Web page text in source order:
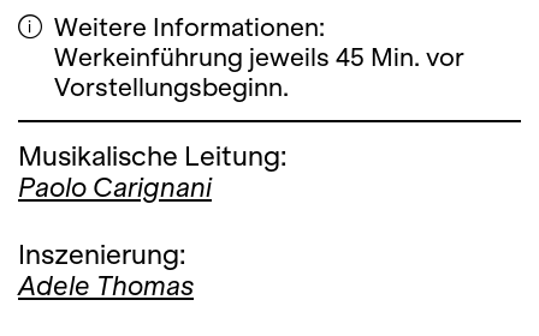
Weitere Informationen:
Werkeinführung jeweils 45 Min. vor
Vorstellungsbeginn.
Musikalische Leitung:
Paolo Carignani
Inszenierung:
Adele Thomas